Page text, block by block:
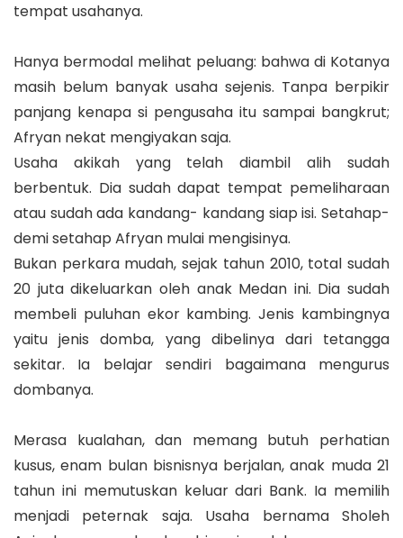
tempat usahanya.
Hanya bermodal melihat peluang: bahwa di Kotanya
masih belum banyak usaha sejenis. Tanpa berpikir
panjang kenapa si pengusaha itu sampai bangkrut;
Afryan nekat mengiyakan saja.
Usaha akikah yang telah diambil alih sudah
berbentuk. Dia sudah dapat tempat pemeliharaan
atau sudah ada kandang- kandang siap isi. Setahap-
demi setahap Afryan mulai mengisinya.
Bukan perkara mudah, sejak tahun 2010, total sudah
20 juta dikeluarkan oleh anak Medan ini. Dia sudah
membeli puluhan ekor kambing. Jenis kambingnya
yaitu jenis domba, yang dibelinya dari tetangga
sekitar. Ia belajar sendiri bagaimana mengurus
dombanya.
Merasa kualahan, dan memang butuh perhatian
kusus, enam bulan bisnisnya berjalan, anak muda 21
tahun ini memutuskan keluar dari Bank. Ia memilih
menjadi peternak saja. Usaha bernama Sholeh